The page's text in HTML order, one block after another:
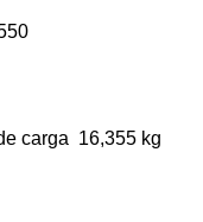
carga 16,355 kg